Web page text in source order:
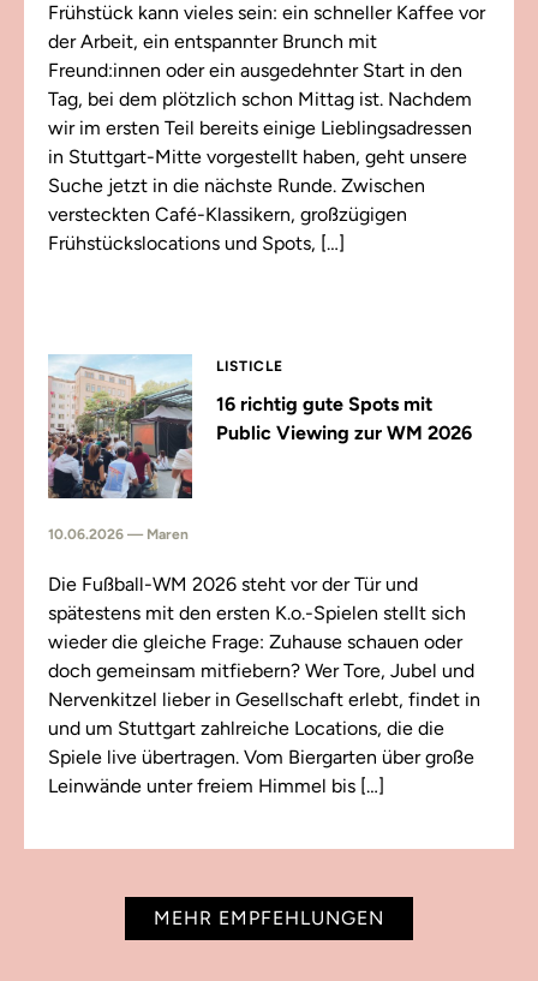
Frühstück kann vieles sein: ein schneller Kaffee vor
der Arbeit, ein entspannter Brunch mit
Freund:innen oder ein ausgedehnter Start in den
Tag, bei dem plötzlich schon Mittag ist. Nachdem
wir im ersten Teil bereits einige Lieblingsadressen
in Stuttgart-Mitte vorgestellt haben, geht unsere
Suche jetzt in die nächste Runde. Zwischen
versteckten Café-Klassikern, großzügigen
Frühstückslocations und Spots, […]
LISTICLE
16 richtig gute Spots mit
Public Viewing zur WM 2026
10.06.2026 — Maren
Die Fußball-WM 2026 steht vor der Tür und
spätestens mit den ersten K.o.-Spielen stellt sich
wieder die gleiche Frage: Zuhause schauen oder
doch gemeinsam mitfiebern? Wer Tore, Jubel und
Nervenkitzel lieber in Gesellschaft erlebt, findet in
und um Stuttgart zahlreiche Locations, die die
Spiele live übertragen. Vom Biergarten über große
Leinwände unter freiem Himmel bis […]
MEHR EMPFEHLUNGEN